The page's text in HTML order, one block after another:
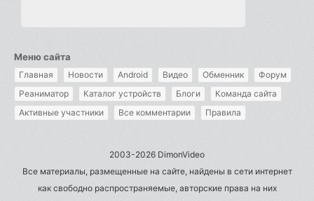
Меню сайта
Главная Новости Android Видео Обменник
Форум
Реаниматор
Каталог устройств Блоги
Команда сайта
Активные участники
Все комментарии Правила
2003-2026 DimonVideo
Все материалы, размещенные на сайте, найдены в сети интернет
как свободно распространяемые, авторские права на них